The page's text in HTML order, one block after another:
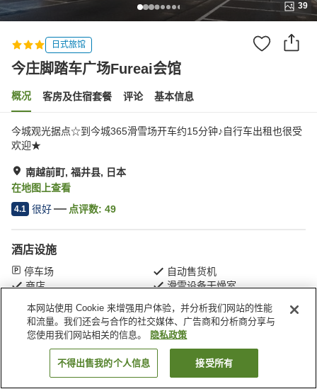
39
日式旅馆
今庄脚踏车广场Fureai会馆
概况 客房及住宿套餐 评论 基本信息
今城观光据点☆到今城365滑雪场开车约15分钟♪自行车出租也很受
欢迎★
南越前町, 福井县, 日本
在地图上查看
4.1 很好 点评数: 49
酒店设施
停车场
自动售货机
商店
滑雪设备干燥室
首页 日本 福井县 南越前町 今庄脚踏车广场Fureai会馆
搜索客房
本网站使用 Cookie 来增强用户体验，并分析我们网站的性能
和流量。我们还会与合作的社交媒体、广告商和分析商分享与
您使用我们网站相关的信息。
隐私政策
不得出售我的个人信息 接受所有